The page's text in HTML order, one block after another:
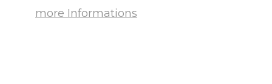
more Informations